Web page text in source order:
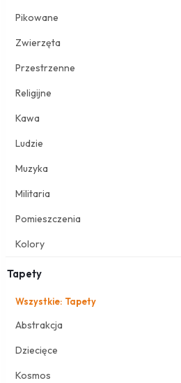
Pikowane
Zwierzęta
Przestrzenne
Religijne
Kawa
Ludzie
Muzyka
Militaria
Pomieszczenia
Kolory
Tapety
Wszystkie: Tapety
Abstrakcja
Dziecięce
Kosmos